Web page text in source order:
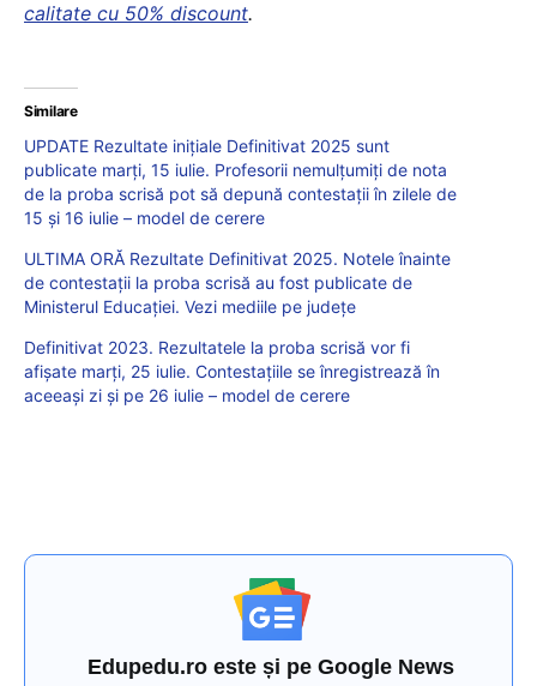
calitate cu 50% discount.
Similare
UPDATE Rezultate inițiale Definitivat 2025 sunt
publicate marți, 15 iulie. Profesorii nemulțumiți de nota
de la proba scrisă pot să depună contestații în zilele de
15 și 16 iulie – model de cerere
ULTIMA ORĂ Rezultate Definitivat 2025. Notele înainte
de contestații la proba scrisă au fost publicate de
Ministerul Educației. Vezi mediile pe județe
Definitivat 2023. Rezultatele la proba scrisă vor fi
afișate marți, 25 iulie. Contestațiile se înregistrează în
aceeași zi și pe 26 iulie – model de cerere
Edupedu.ro este și pe Google News